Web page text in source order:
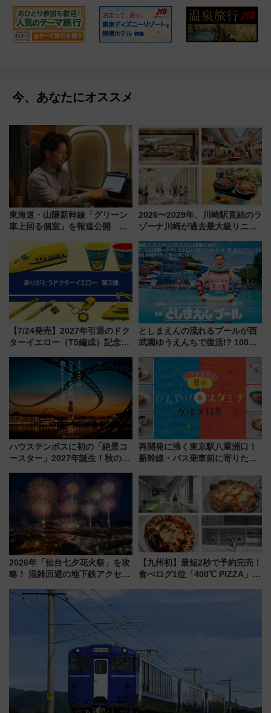
今、あなたにオススメ
東海道・山陽新幹線「グリーン
車上回る個室」を報道公開 プ
2026〜2029年、川崎駅直結のラ
ゾーナ川崎が過去最大級リニュ
「いつから何が変わるか」徹底
解説！
【7/24発売】2027年引退のドク
ターイエロー（T5編成）記念グ
送の目覚まし時計など通販・販
としまえんの流れるプールが西
武園ゆうえんちで復活!? 100周
イダー」に注目 2026年夏は所
沢へ遊びに行こう
ハウステンボスに初の「絶景コ
ースター」2027年誕生！秋の
ろも一挙紹介
再開発に沸く東京駅八重洲口！
新幹線・バス乗車前に寄りたい
やり＆スタミナグルメ」6選【新
店舗も！】
2026年「仙台七夕花火祭」を攻
略！ 混雑回避の地下鉄アクセス
火前に楽しむ仙台観光ルートま
で解説！
【九州初】最短2秒で予約完売！
食べログ1位「400℃ PIZZA」が